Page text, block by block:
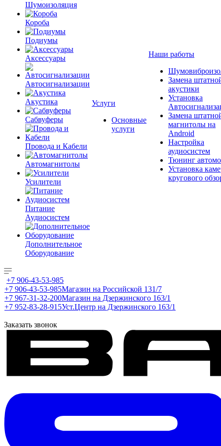
Шумоизоляция
Короба
Подиумы
Аксессуары
Автосигнализации
Акустика
Сабвуферы
Провода и Кабели
Автомагнитолы
Усилители
Питание
Аудиосистем
Дополнительное
Оборудование
Услуги
Основные
услуги
Наши работы
Замена
акустики
Установка
Замена
магнитолы на
Android
Настройка
аудиосистем
Тюнинг
Установка
кругового
+7 906-43-53-985
+7 906-43-53-985Магазин на Российской 131/7
+7 967-31-32-200Магазин на Дзержинского 163/1
+7 952-83-28-915Уст.Центр на Дзержинского 163/1
Заказать звонок